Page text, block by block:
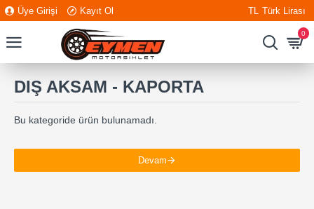
Üye Girişi Kayıt Ol TL Türk Lirası
0
DIŞ AKSAM - KAPORTA
Bu kategoride ürün bulunamadı.
Devam